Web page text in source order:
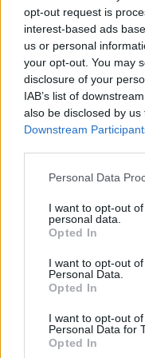
opt-out request is
interest-based ads
us or personal
your opt-out. You may
disclosure of your
IAB’s list of
also be disclosed by
Downstream
Personal Data
I want to opt-out
personal data.
Opted In
I want to opt-out
Personal Data.
Opted In
I want to opt-out
Personal Data for
Opted In
BANKMONITOR
Hiányzik az önerő
egy győri pár hat
Sokan nem a
jóval előbb: az
törlesztő, ha a vételár
kell rakni. Z
mert 48 éves
úgy láttam, hogy jó
Kevesebb alkoholt
következmények
Lehet, hogy nem
statisztikák ezt állítják